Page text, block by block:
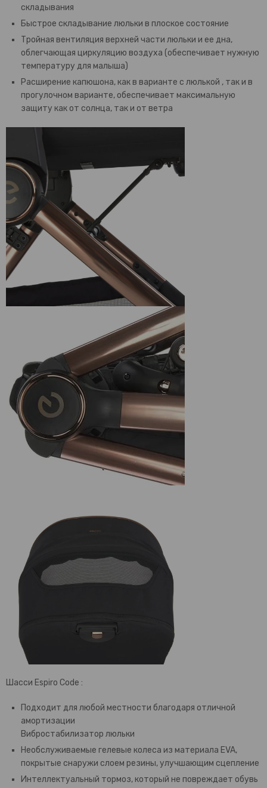
складывания
Быстрое складывание люльки в плоское состояние
Тройная вентиляция верхней части люльки и ее дна,
облегчающая циркуляцию воздуха (обеспечивает нужную
температуру для малыша)
Расширение капюшона, как в варианте с люлькой , так и в
прогулочном варианте, обеспечивает максимальную
защиту как от солнца, так и от ветра
Шасси Espiro Code :
Подходит для любой местности благодаря отличной
амортизации
Вибростабилизатор люльки
Необслуживаемые гелевые колеса из материала EVA,
покрытые снаружи слоем резины, улучшающим сцепление
Интеллектуальный тормоз, который не повреждает обувь